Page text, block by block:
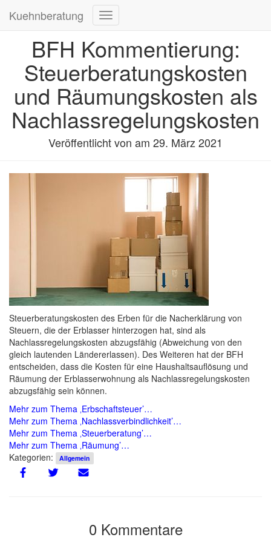
Kuehnberatung
Navigation
BFH Kommentierung:
Steuerberatungskosten
und Räumungskosten als
Nachlassregelungskosten
Veröffentlicht von am 29. März 2021
Steuerberatungskosten des Erben für die Nacherklärung von
Steuern, die der Erblasser hinterzogen hat, sind als
Nachlassregelungskosten abzugsfähig (Abweichung von den
gleich lautenden Ländererlassen). Des Weiteren hat der BFH
entscheiden, dass die Kosten für eine Haushaltsauflösung und
Räumung der Erblasserwohnung als Nachlassregelungskosten
abzugsfähig sein können.
Mehr zum Thema ‚Erbschaftsteuer’…
Mehr zum Thema ‚Nachlassverbindlichkeit’…
Mehr zum Thema ‚Steuerberatung’…
Mehr zum Thema ‚Räumung’…
Kategorien:
Allgemein
0 Kommentare